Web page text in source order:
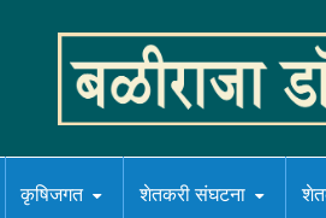
कृषिजगत शेतकरी संघटना